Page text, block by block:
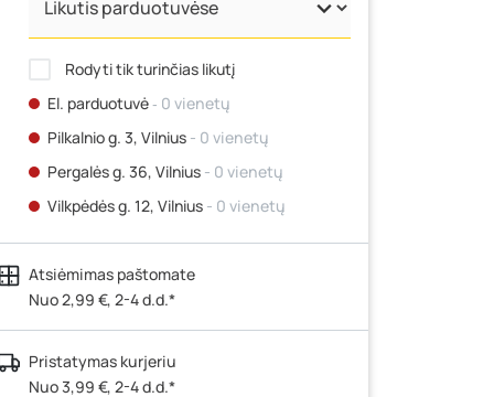
Rodyti tik turinčias likutį
El. parduotuvė‐ 0 vienetų
Pilkalnio g. 3, Vilnius - 0 vienetų
Pergalės g. 36, Vilnius - 0 vienetų
Vilkpėdės g. 12, Vilnius - 0 vienetų
Ateities g. 15, Vilnius- 0 vienetų
Kauno r., Narsiečių k., Vytauto g. 183,
Kaunas - 0 vienetų
Šilutės pl. 83A, Klaipėda- 0 vienetų
Pramonės g. 7, Šiauliai
Atsiėmimas paštomate
Nuo 2,99 €, 2-4 d.d.*
Pristatymas kurjeriu
Nuo 3,99 €, 2-4 d.d.*